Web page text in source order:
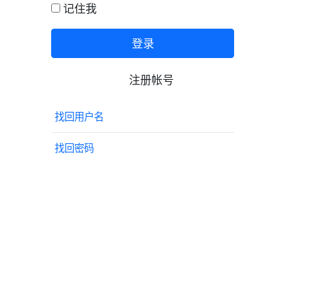
记住我
登录
注册帐号
找回用户名
找回密码